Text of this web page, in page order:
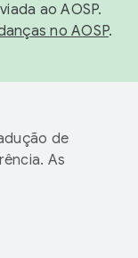
ao AOSP.
no AOSP.
de
As